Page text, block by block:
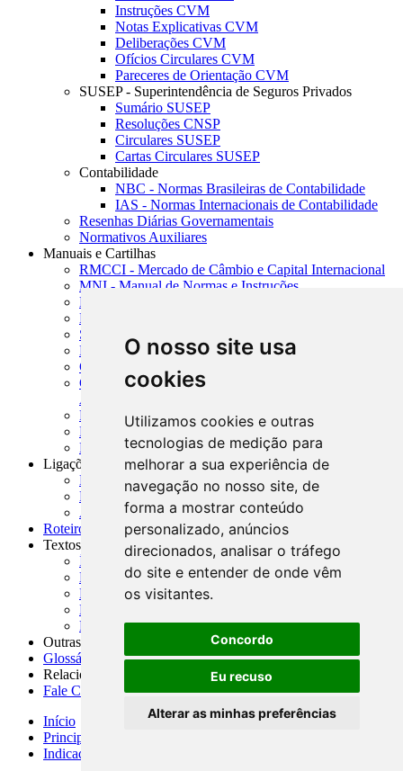
O nosso site usa
cookies
Utilizamos cookies e outras
tecnologias de medição para
melhorar a sua experiência de
navegação no nosso site, de
forma a mostrar conteúdo
personalizado, anúncios
direcionados, analisar o tráfego
do site e entender de onde vêm
os visitantes.
Concordo
Eu recuso
Alterar as minhas preferências
Instruções CVM
Notas Explicativas CVM
Deliberações CVM
Ofícios Circulares CVM
Pareceres de Orientação CVM
SUSEP - Superintendência de Seguros Privados
Sumário SUSEP
Resoluções CNSP
Circulares SUSEP
Cartas Circulares SUSEP
Contabilidade
NBC - Normas Brasileiras de Contabilidade
IAS - Normas Internacionais de Contabilidade
Resenhas Diárias Governamentais
Normativos Auxiliares
Manuais e Cartilhas
RMCCI - Mercado de Câmbio e Capital Internacional
MNI - Manual de Normas e Instruções
MTVM - Manual de Títulos e Valores Mobiliários
MCR - Manual de Crédito Rural
SISORF - Manual de Organização do SFN
MASUP - Manual de Supervisão Bancária
CADOC - Catálogo de Documentos
CNAE-CONCLA - Classificação Nacional de
Atividades Econômicas
PMF - Cartilhas do BCB
Manuais Auxiliares do BCB e Cosif-e
Resenhas Diárias Governamentais
Ligações Externas
Links Úteis
Presidência da República
Agências Nacionais Reguladoras
Roteiros para Estudos
Textos
Índice de Textos
Editorial
Monografias
Na Imprensa
Fórum de Discussão
Outras ferramentas
Glossário
Relacionamento
Fale Conosco
Início
Principais notícias
Indicadores